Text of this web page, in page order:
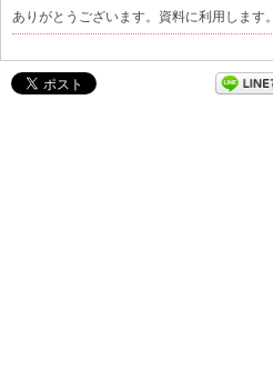
ありがとうございます。資料に利用します。